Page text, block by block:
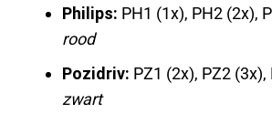
Philips: PH1 (1x), PH2 (2x),
rood
Pozidriv: PZ1 (2x), PZ2
zwart